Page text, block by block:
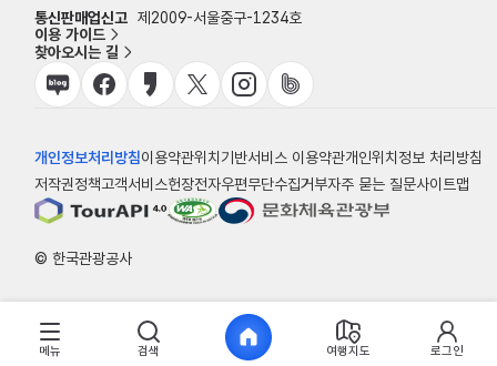
통신판매업신고 제2009-서울중구-1234호
이용 가이드
찾아오시는 길
개인정보처리방침이용약관위치기반서비스 이용약관개인위치정보 처리방침
저작권정책고객서비스헌장전자우편무단수집거부자주 묻는 질문사이트맵
© 한국관광공사
메뉴 검색 여행지도 로그인